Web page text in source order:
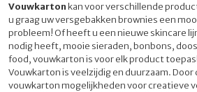
Vouwkartonkan voor verschillende
u graag uw versgebakken brownies een
probleem! Of heeft u een nieuwe skincare
nodig heeft, mooie sieraden, bonbons,
food, vouwkarton is voor elk product
Vouwkarton is veelzijdig en duurzaam.
vouwkarton mogelijkheden voor creatieve